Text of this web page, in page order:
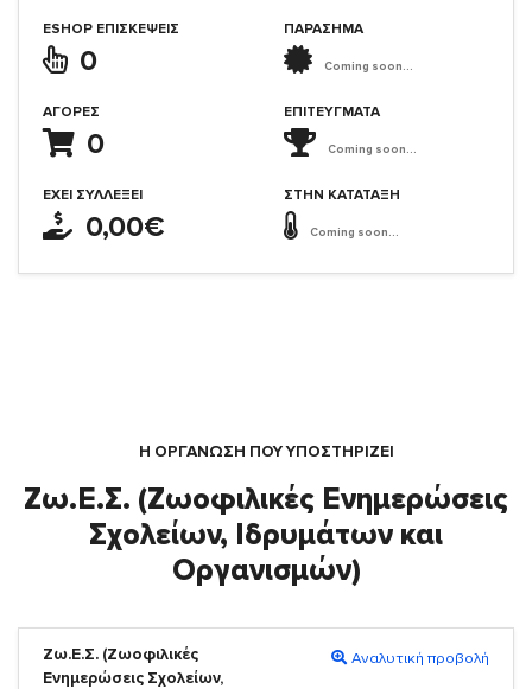
ESHOP ΕΠΙΣΚΈΨΕΙΣ
0
ΑΓΟΡΈΣ
0
ΈΧΕΙ ΣΥΛΛΈΞΕΙ
0,00€
ΠΑΡΑΣΗΜΑ
Coming soon...
ΕΠΙΤΕΎΓΜΑΤΑ
Coming soon...
ΣΤΗΝ ΚΑΤΆΤΑΞΗ
Coming soon...
Η ΟΡΓΆΝΩΣΗ ΠΟΥ ΥΠΟΣΤΗΡΙΖΕΙ
Ζω.Ε.Σ. (Ζωοφιλικές Ενημερώσεις
Σχολείων, Ιδρυμάτων και
Οργανισμών)
Ζω.Ε.Σ. (Ζωοφιλικές
Ενημερώσεις Σχολείων,
Αναλυτική προβολή